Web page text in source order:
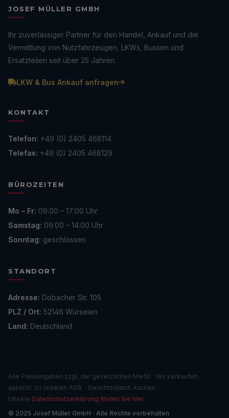
JOSEF MÜLLER GMBH
Ihr zuverlässiger Partner für den Handel, Ankauf und die
Vermittlung von Nutzfahrzeugen, LKWs, Bussen und
Ersatzteilen seit über 25 Jahren.
LKW & Bus Ankauf anfragen
KONTAKT
Telefon: +49 (0) 2405 468114
Telefax: +49 (0) 2405 468129
BÜROZEITEN
Mo – Fr: 09:00 – 17:00 Uhr
Samstag: 09:00 – 14:00 Uhr
Sonntag: geschlossen
STANDORT
Adresse: Dobacher Str. 105
PLZ / Ort: 52146 Würselen
Land: Deutschland
Alle Preisangaben zzgl. der gesetzlichen MwSt. · Wir verkaufen
ausschl. zu unseren AGB. · Gerichtsstand: Aachen
Unsere Datenschutzerklärung finden Sie hier
© 2025 Josef Müller GmbH · Alle Rechte vorbehalten